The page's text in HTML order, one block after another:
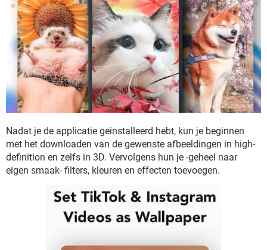
Nadat je de applicatie geïnstalleerd hebt, kun je beginnen
met het downloaden van de gewenste afbeeldingen in high-
definition en zelfs in 3D. Vervolgens hun je -geheel naar
eigen smaak- filters, kleuren en effecten toevoegen.